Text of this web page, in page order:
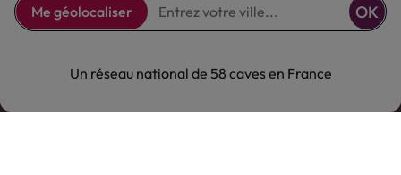
Comptoir des Vignes
Notre offre
Notre offre
Me géolocaliser OK
Un réseau national de 58 caves en France